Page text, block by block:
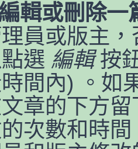
輯或刪除一
員或版主
選 編輯按
間內) 。如
章的下方
次數和時